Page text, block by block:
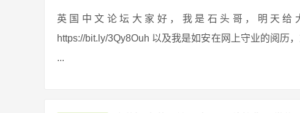
英国中文论坛大家好，我是石头哥，明天给
https://bit.ly/3Qy8Ouh 以及我是如安在网上守业的阅历
...